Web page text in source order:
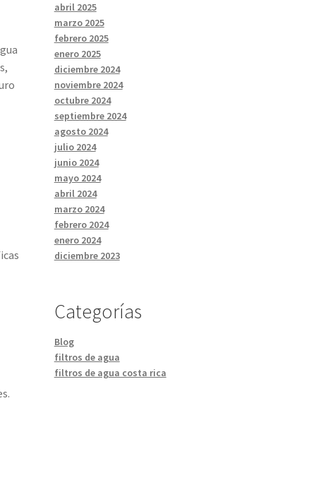
abril 2025
marzo 2025
febrero 2025
enero 2025
diciembre 2024
noviembre 2024
octubre 2024
septiembre 2024
agosto 2024
julio 2024
junio 2024
mayo 2024
abril 2024
marzo 2024
febrero 2024
enero 2024
diciembre 2023
Categorías
Blog
filtros de agua
filtros de agua costa rica